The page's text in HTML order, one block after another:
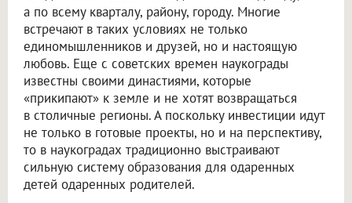
а по всему кварталу, району, городу. Многие
встречают в таких условиях не только
единомышленников и друзей, но и настоящую
любовь. Еще с советских времен наукограды
известны своими династиями, которые
«прикипают» к земле и не хотят возвращаться
в столичные регионы. А поскольку инвестиции идут
не только в готовые проекты, но и на перспективу,
то в наукоградах традиционно выстраивают
сильную систему образования для одаренных
детей одаренных родителей.